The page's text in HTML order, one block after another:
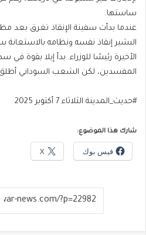
ساستها.
البشير إنقاذ نفسه ونظامه بالاستعانة
الأخيرة رئيسًا للوزراء. بدأ إيلا بقوة في
المفسدين، لكن الشعب السوداني أطلق
#حديث_المدينة الثلاثاء 7 أكتوبر 2025
شارك هذا الموضوع:
فيس بوك X